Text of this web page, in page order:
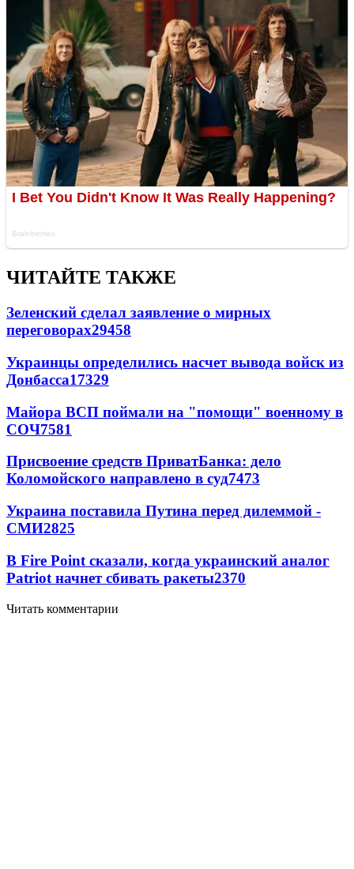
ЧИТАЙТЕ ТАКЖЕ
Зеленский сделал заявление о мирных
переговорах29458
Украинцы определились насчет вывода войск из
Донбасса17329
Майора ВСП поймали на "помощи" военному в
СОЧ7581
Присвоение средств ПриватБанка: дело
Коломойского направлено в суд7473
Украина поставила Путина перед дилеммой -
СМИ2825
В Fire Point сказали, когда украинский аналог
Patriot начнет сбивать ракеты2370
Читать комментарии